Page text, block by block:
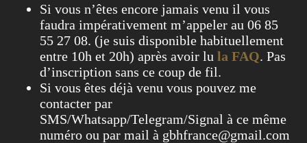
Si vous n’êtes encore jamais venu il vous
faudra impérativement m’appeler au 06 85
55 27 08. (je suis disponible habituellement
entre 10h et 20h) après avoir lu la FAQ. Pas
d’inscription sans ce coup de fil.
Si vous êtes déjà venu vous pouvez me
contacter par
SMS/Whatsapp/Telegram/Signal à ce même
numéro ou par mail à gbhfrance@gmail.com